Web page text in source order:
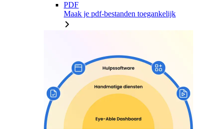
PDF
Maak je pdf-bestanden toegankelijk